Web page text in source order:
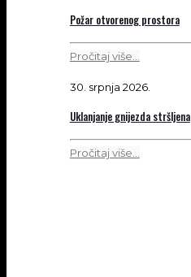
Požar otvorenog prostora
Pročitaj više...
30. srpnja 2026.
Uklanjanje gnijezda stršljena
Pročitaj više...